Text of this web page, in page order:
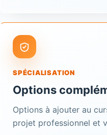
SPÉCIALISATION
Options
Options à ajouter au
projet professionnel et